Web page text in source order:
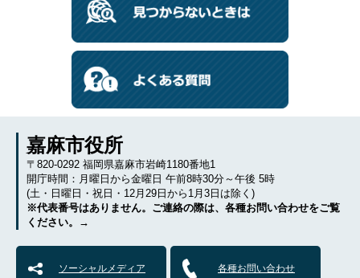
嘉麻市役所
〒820-0292 福岡県嘉麻市岩崎1180番地1
開庁時間：月曜日から金曜日 午前8時30分～午後 5時
(土・日曜日・祝日・12月29日から1月3日は除く)
※代表番号はありません。ご連絡の際は、各種お問い合わせをご覧
ください。→
ソーシャルメディア 各種お問い合わせ